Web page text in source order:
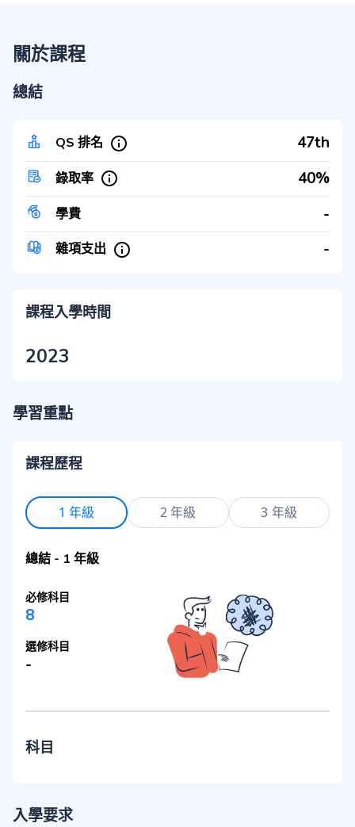
關於課程
總結
QS 排名 47th
錄取率 40%
學費 -
雜項支出 -
課程入學時間
2023
學習重點
課程歷程
1 年級 2 年級 3 年級
總結 - 1 年級
必修科目
8
選修科目
-
科目
入學要求